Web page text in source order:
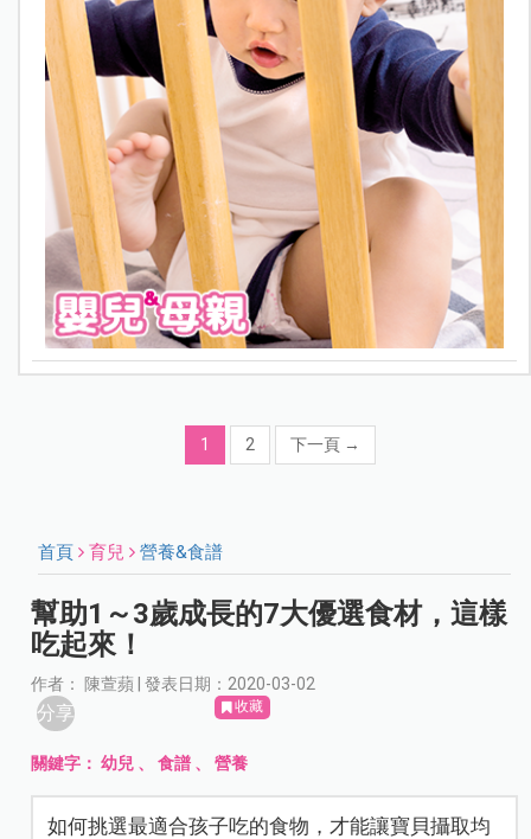
1 2 下一頁 →
首頁 育兒 營養&食譜
幫助1～3歲成長的7大優選食材，這樣
吃起來！
作者： 陳萱蘋 | 發表日期：2020-03-02
分享 收藏
關鍵字：幼兒 、食譜 、營養
如何挑選最適合孩子吃的食物，才能讓寶貝攝取均